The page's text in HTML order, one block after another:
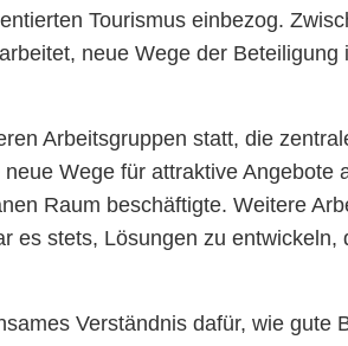
Tourismus einbezog.
neue Wege der
Arbeitsgruppen statt, die
Wege für attraktive
Raum beschäftigte. Weitere
es stets, Lösungen zu
Verständnis dafür, wie gute